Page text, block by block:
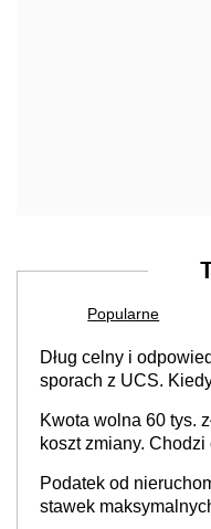
Popularne
Dług celny i
sporach z UCS.
Kwota wolna 60 tys.
koszt zmiany. Chodzi
Podatek od
stawek